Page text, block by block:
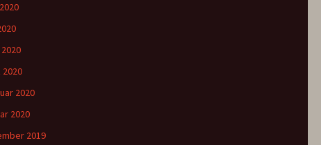
2020
2020
2020
2019